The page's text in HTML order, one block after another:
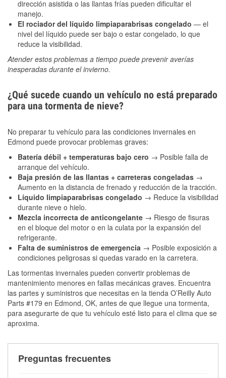
dirección asistida o las llantas frías pueden dificultar el
manejo.
El rociador del líquido limpiaparabrisas congelado — el
nivel del líquido puede ser bajo o estar congelado, lo que
reduce la visibilidad.
Atender estos problemas a tiempo puede prevenir averías
inesperadas durante el invierno.
¿Qué sucede cuando un vehículo no está preparado
para una tormenta de nieve?
No preparar tu vehículo para las condiciones invernales en
Edmond puede provocar problemas graves:
Batería débil + temperaturas bajo cero → Posible falla de
arranque del vehículo.
Baja presión de las llantas + carreteras congeladas →
Aumento en la distancia de frenado y reducción de la tracción.
Líquido limpiaparabrisas congelado → Reduce la visibilidad
durante nieve o hielo.
Mezcla incorrecta de anticongelante → Riesgo de fisuras
en el bloque del motor o en la culata por la expansión del
refrigerante.
Falta de suministros de emergencia → Posible exposición a
condiciones peligrosas si quedas varado en la carretera.
Las tormentas invernales pueden convertir problemas de
mantenimiento menores en fallas mecánicas graves. Encuentra
las partes y suministros que necesitas en la tienda O’Reilly Auto
Parts #179 en Edmond, OK, antes de que llegue una tormenta,
para asegurarte de que tu vehículo esté listo para el clima que se
aproxima.
Preguntas frecuentes